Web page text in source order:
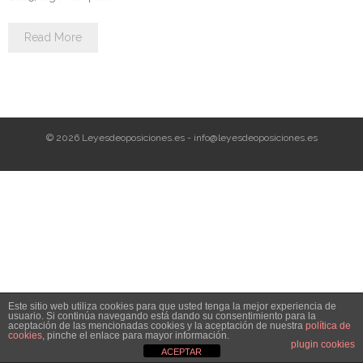
Personalidad Jurídica PROPIA
- La Administración Pública en La Constitución
TIENDA Test PDF
2025
- OPOSICIÓN Gestión Procesal, turno libre – 2025
Read More
© 2026 Leyesdeoposiciones.es - info@leyesdeoposiciones.es
Este sitio web utiliza cookies para que usted tenga la mejor experiencia de
usuario. Si continúa navegando está dando su consentimiento para la
aceptación de las mencionadas cookies y la aceptación de nuestra política de
cookies, pinche el enlace para mayor información.
plugin cookies
ACEPTAR